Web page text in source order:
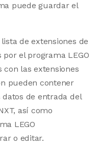
puede guardar el
de extensiones de
el programa LEGO
con las extensiones
pueden contener
de entrada del
así como
LEGO
o editar.